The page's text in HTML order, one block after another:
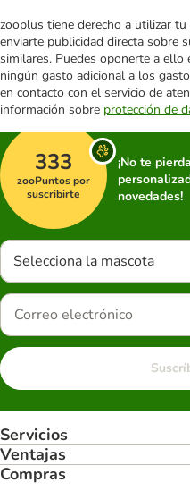
zooplus tiene derecho a utilizar
enviarte publicidad directa sobre
similares. Puedes oponerte a
ningún gasto adicional a los
en contacto con el servicio de
información sobre protección de
333
zooPuntos por
suscribirte
¡No te
novedades!
Selecciona la mascota
Servicios
Ventajas
Compras